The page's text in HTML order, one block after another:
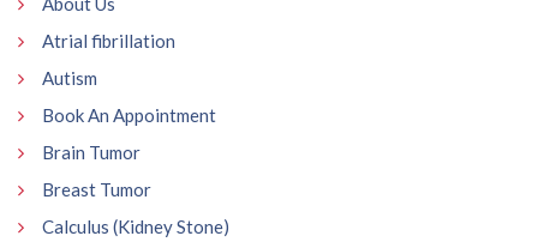
Atrial fibrillation
Autism
Book An Appointment
Brain Tumor
Breast Tumor
Calculus (Kidney Stone)